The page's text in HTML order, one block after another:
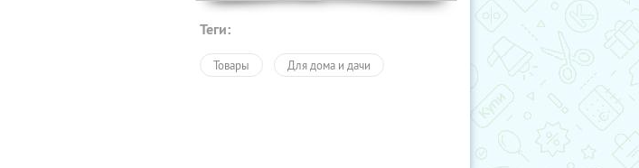
Теги:
Товары Для дома и дачи